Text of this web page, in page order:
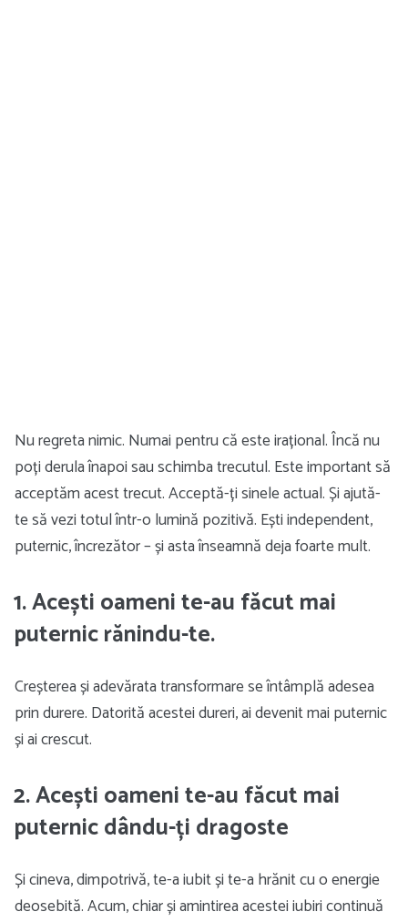
Nu regreta nimic. Numai pentru că este irațional. Încă nu
poți derula înapoi sau schimba trecutul. Este important să
acceptăm acest trecut. Acceptă-ți sinele actual. Și ajută-
te să vezi totul într-o lumină pozitivă. Ești independent,
puternic, încrezător – și asta înseamnă deja foarte mult.
1. Acești oameni te-au făcut mai
puternic rănindu-te.
Creșterea și adevărata transformare se întâmplă adesea
prin durere. Datorită acestei dureri, ai devenit mai puternic
și ai crescut.
2. Acești oameni te-au făcut mai
puternic dându-ți dragoste
Și cineva, dimpotrivă, te-a iubit și te-a hrănit cu o energie
deosebită. Acum, chiar și amintirea acestei iubiri continuă